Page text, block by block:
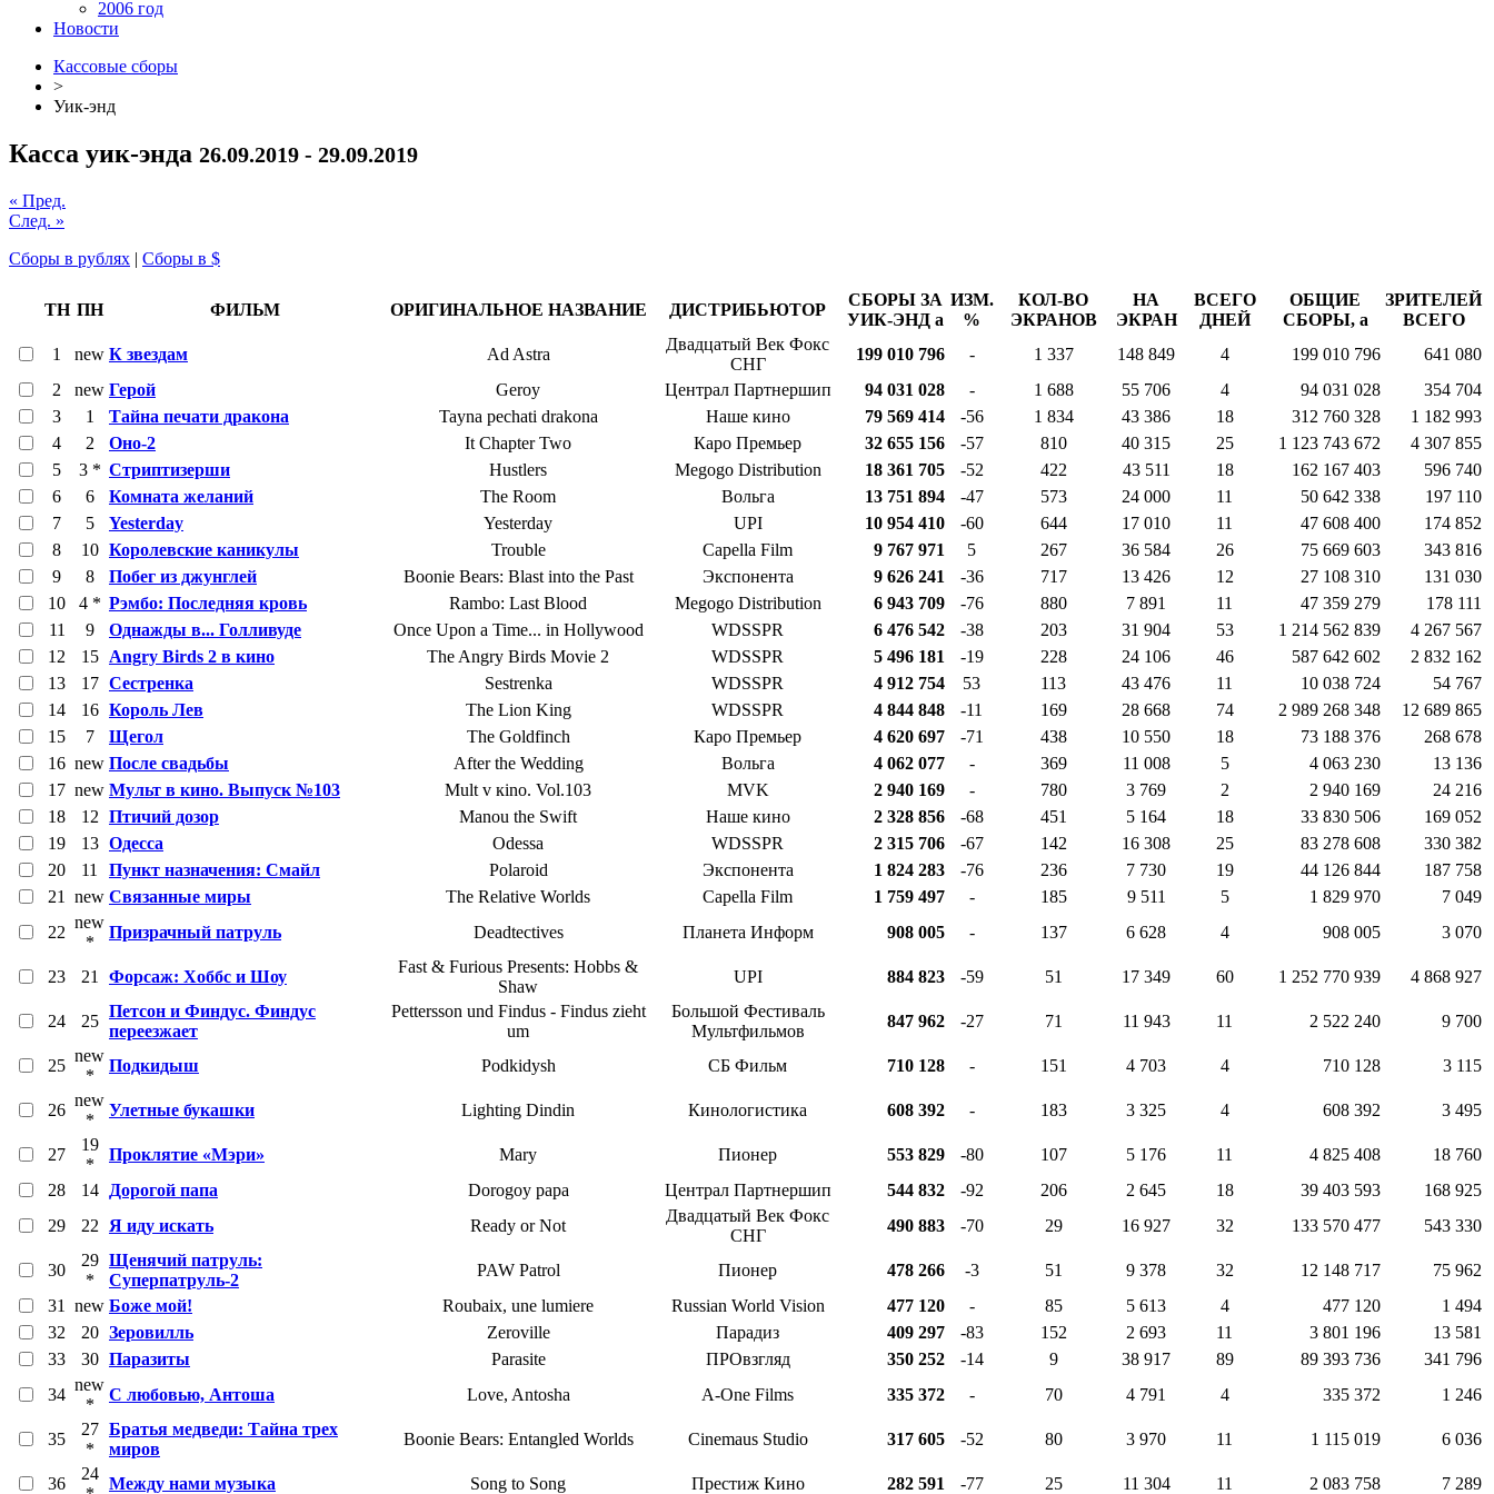
2006 год
Новости
Кассовые сборы
>
Уик-энд
Касса уик-энда 26.09.2019 - 29.09.2019
« Пред.
След. »
Сборы в рублях | Сборы в $
ТН ПН ФИЛЬМ ОРИГИНАЛЬНОЕ НАЗВАНИЕ ДИСТРИБЬЮТОР
СБОРЫ ЗА
УИК-ЭНД a
ИЗМ.
%
КОЛ-ВО
ЭКРАНОВ
НА
ЭКРАН
ВСЕГО
ДНЕЙ
ОБЩИЕ
СБОРЫ, a
ЗРИТЕЛЕЙ
ВСЕГО
1
new К звездам Ad Astra
Двадцатый Век Фокс
СНГ
199 010 796 - 1 337 148 849 4 199 010 796
641 080
2
new Герой Geroy Централ Партнершип 94 031 028 - 1 688 55 706 4 94 031 028
354 704
3
1 Тайна печати дракона Tayna pechati drakona Наше кино 79 569 414 -56 1 834 43 386 18 312 760 328
1 182 993
4
2 Оно-2 It Chapter Two Каро Премьер 32 655 156 -57 810 40 315 25 1 123 743 672
4 307 855
5
3 * Стриптизерши Hustlers Megogo Distribution 18 361 705 -52 422 43 511 18 162 167 403
596 740
6
6 Комната желаний The Room Вольга 13 751 894 -47 573 24 000 11 50 642 338
197 110
7
5 Yesterday Yesterday UPI 10 954 410 -60 644 17 010 11 47 608 400
174 852
8
10 Королевские каникулы Trouble Capella Film 9 767 971 5 267 36 584 26 75 669 603
343 816
9
8 Побег из джунглей Boonie Bears: Blast into the Past Экспонента 9 626 241 -36 717 13 426 12 27 108 310
131 030
10
4 * Рэмбо: Последняя кровь Rambo: Last Blood Megogo Distribution 6 943 709 -76 880 7 891 11 47 359 279
178 111
11
9 Однажды в... Голливуде Once Upon a Time... in Hollywood WDSSPR 6 476 542 -38 203 31 904 53 1 214 562 839
4 267 567
12
15 Angry Birds 2 в кино The Angry Birds Movie 2 WDSSPR 5 496 181 -19 228 24 106 46 587 642 602
2 832 162
13
17 Сестренка Sestrenka WDSSPR 4 912 754 53 113 43 476 11 10 038 724
54 767
14
16 Король Лев The Lion King WDSSPR 4 844 848 -11 169 28 668 74 2 989 268 348
12 689 865
15
7 Щегол The Goldfinch Каро Премьер 4 620 697 -71 438 10 550 18 73 188 376
268 678
16 new После свадьбы After the Wedding Вольга 4 062 077 - 369 11 008 5 4 063 230
13 136
17 new Мульт в кино. Выпуск №103 Mult v кino. Vol.103 MVK 2 940 169 - 780 3 769 2 2 940 169
24 216
18
12 Птичий дозор Manou the Swift Наше кино 2 328 856 -68 451 5 164 18 33 830 506
169 052
19
13 Одесса Odessa WDSSPR 2 315 706 -67 142 16 308 25 83 278 608
330 382
20
11 Пункт назначения: Смайл Polaroid Экспонента 1 824 283 -76 236 7 730 19 44 126 844
187 758
21
new Связанные миры The Relative Worlds Capella Film 1 759 497 - 185 9 511 5 1 829 970
7 049
22
new
*
Призрачный патруль Deadtectives Планета Информ 908 005 - 137 6 628 4 908 005 3 070
23 21 Форсаж: Хоббс и Шоу
Fast & Furious Presents: Hobbs &
Shaw
UPI 884 823 -59 51 17 349 60 1 252 770 939 4 868 927
24 25
Петсон и Финдус. Финдус
переезжает
Pettersson und Findus - Findus zieht
um
Большой Фестиваль
Мультфильмов
847 962 -27 71 11 943 11 2 522 240 9 700
25
new
*
Подкидыш Podkidysh СБ Фильм 710 128 - 151 4 703 4 710 128 3 115
26
new
*
Улетные букашки Lighting Dindin Кинологистика 608 392 - 183 3 325 4 608 392 3 495
27
19
*
Проклятие «Мэри» Mary Пионер 553 829 -80 107 5 176 11 4 825 408
18 760
28
14 Дорогой папа Dorogoy papa Централ Партнершип 544 832 -92 206 2 645 18 39 403 593
168 925
29
22 Я иду искать Ready or Not
Двадцатый Век Фокс
СНГ
490 883 -70 29 16 927 32 133 570 477 543 330
30
29
*
Щенячий патруль:
Суперпатруль-2
PAW Patrol Пионер 478 266 -3 51 9 378 32 12 148 717
75 962
31
new Боже мой! Roubaix, une lumiere Russian World Vision 477 120 - 85 5 613 4 477 120
1 494
32
20 Зеровилль Zeroville Парадиз 409 297 -83 152 2 693 11 3 801 196
13 581
33
30 Паразиты Parasite ПРОвзгляд 350 252 -14 9 38 917 89 89 393 736
341 796
34
new
*
С любовью, Антоша Love, Antosha A-One Films 335 372 - 70 4 791 4 335 372 1 246
35
27
*
Братья медведи: Тайна трех
миров
Boonie Bears: Entangled Worlds Cinemaus Studio 317 605 -52 80 3 970 11 1 115 019 6 036
36
24
Между нами музыка Song to Song Престиж Кино 282 591 -77 25 11 304 11 2 083 758 7 289